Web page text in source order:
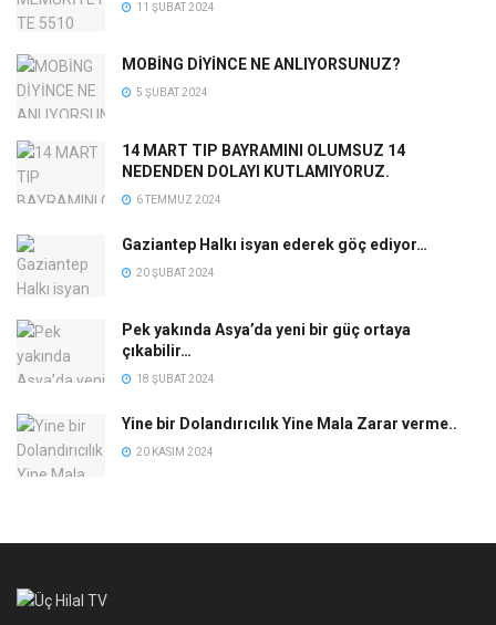
11 ŞUBAT 2024
MOBİNG DİYİNCE NE ANLIYORSUNUZ?
5 ŞUBAT 2024
14 MART TIP BAYRAMINI OLUMSUZ 14
NEDENDEN DOLAYI KUTLAMIYORUZ.
6 TEMMUZ 2024
Gaziantep Halkı isyan ederek göç ediyor…
20 ŞUBAT 2024
Pek yakında Asya’da yeni bir güç ortaya
çıkabilir…
18 ŞUBAT 2024
Yine bir Dolandırıcılık Yine Mala Zarar verme..
20 KASIM 2024